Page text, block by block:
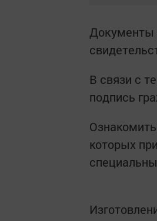
Документы
В связи с
подпись
которых